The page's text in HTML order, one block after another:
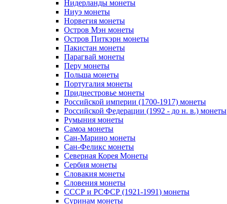
Нидерланды монеты
Ниуэ монеты
Норвегия монеты
Остров Мэн монеты
Остров Питкэрн монеты
Пакистан монеты
Парагвай монеты
Перу монеты
Польша монеты
Португалия монеты
Приднестровье монеты
Российской империи (1700-1917) монеты
Российской Федерации (1992 - до н. в.) монеты
Румыния монеты
Самоа монеты
Сан-Марино монеты
Сан-Феликс монеты
Северная Корея Монеты
Сербия монеты
Словакия монеты
Словения монеты
СССР и РСФСР (1921-1991) монеты
Суринам монеты